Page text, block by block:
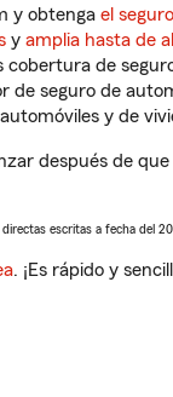
y obtenga el
y amplia hasta de
de
seguro de
y de
después de
escritas a fecha del
. ¡Es rápido y